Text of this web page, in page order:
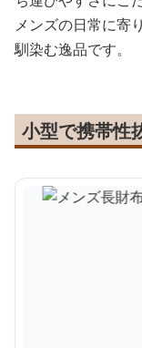
メンズの日常に寄
馴染む逸品です。
小型で携帯性